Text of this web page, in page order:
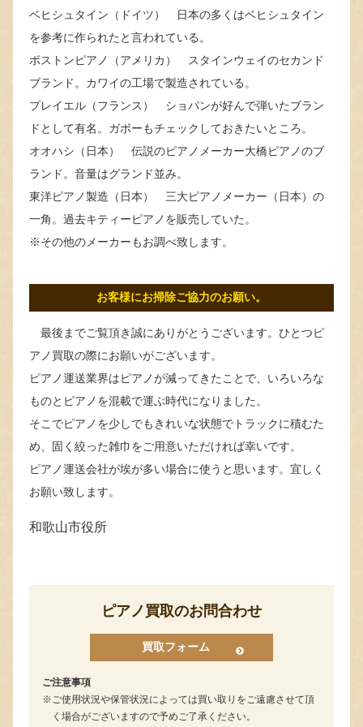
ベヒシュタイン（ドイツ） 日本の多くはベヒシュタイン
を参考に作られたと言われている。
ボストンピアノ（アメリカ） スタインウェイのセカンド
ブランド。カワイの工場で製造されている。
プレイエル（フランス） ショパンが好んで弾いたブラン
ドとして有名。ガボーもチェックしておきたいところ。
オオハシ（日本） 伝説のピアノメーカー大橋ピアノのブ
ランド。音量はグランド並み。
東洋ピアノ製造（日本） 三大ピアノメーカー（日本）の
一角。過去キティーピアノを販売していた。
※その他のメーカーもお調べ致します。
お客様にお掃除ご協力のお願い。
最後までご覧頂き誠にありがとうございます。ひとつピ
アノ買取の際にお願いがございます。
ピアノ運送業界はピアノが減ってきたことで、いろいろな
ものとピアノを混載で運ぶ時代になりました。
そこでピアノを少しでもきれいな状態でトラックに積むた
め、固く絞った雑巾をご用意いただければ幸いです。
ピアノ運送会社が埃が多い場合に使うと思います。宜しく
お願い致します。
和歌山市役所
ピアノ買取のお問合わせ
買取フォーム
ご注意事項
ご使用状況や保管状況によっては買い取りをご遠慮させて頂
く場合がございますので予めご了承ください。